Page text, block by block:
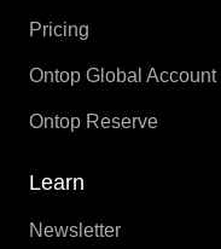
Pricing
Ontop Global Account
Ontop Reserve
Learn
Newsletter